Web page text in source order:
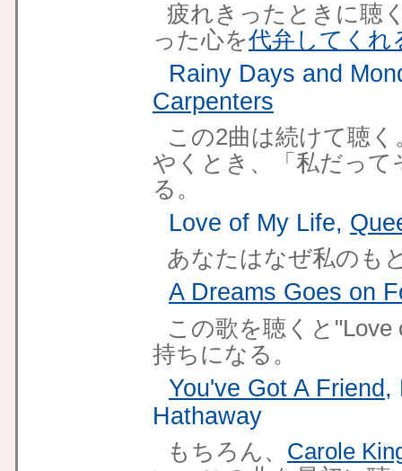
疲れきったときに聴
った心を代弁してくれ
Rainy Days and
Carpenters
この2曲は続けて聴
やくとき、「私だっ
る。
Love of My Life,
あなたはなぜ私のも
A Dreams Goes on
この歌を聴くと
持ちになる。
You've Got A Friend ,
Hathaway
もちろん、 Carole